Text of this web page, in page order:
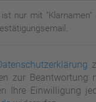
nur mit
zur Beantwortung
Ihre Einwilligung